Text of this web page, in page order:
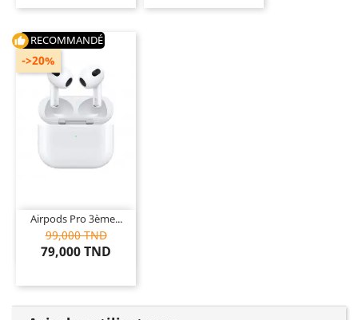
thumb_up RECOMMANDÉ
Airpods Pro 3ème...
99,000 TND
79,000 TND
->20%